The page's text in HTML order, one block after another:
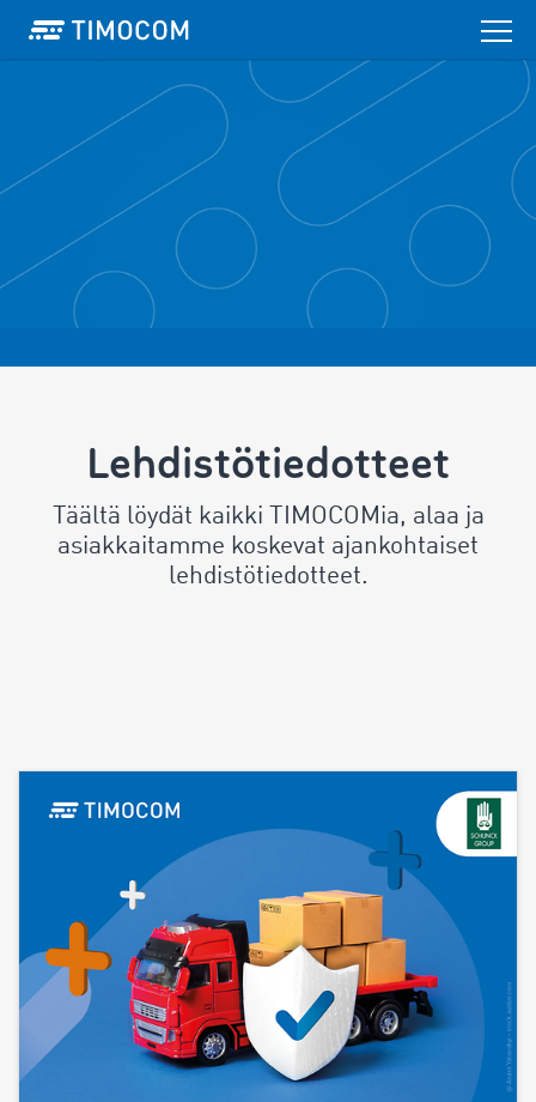
Lehdistötiedotteet
Täältä löydät kaikki TIMOCOMia, alaa ja
asiakkaitamme koskevat ajankohtaiset
lehdistötiedotteet.